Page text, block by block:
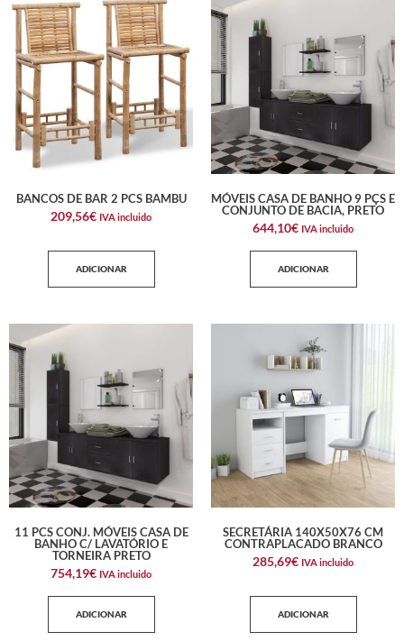
BANCOS DE BAR 2 PCS BAMBU
209,56€ IVA incluido
ADICIONAR
MÓVEIS CASA DE BANHO 9 PÇS E
CONJUNTO DE BACIA, PRETO
644,10€ IVA incluido
ADICIONAR
11 PCS CONJ. MÓVEIS CASA DE
BANHO C/ LAVATÓRIO E
TORNEIRA PRETO
754,19€ IVA incluido
ADICIONAR
SECRETÁRIA 140X50X76 CM
CONTRAPLACADO BRANCO
285,69€ IVA incluido
ADICIONAR